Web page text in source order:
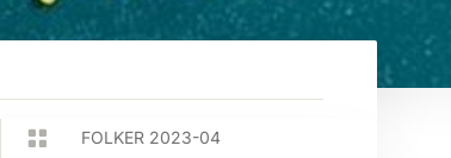
 FOLKER 2023-04